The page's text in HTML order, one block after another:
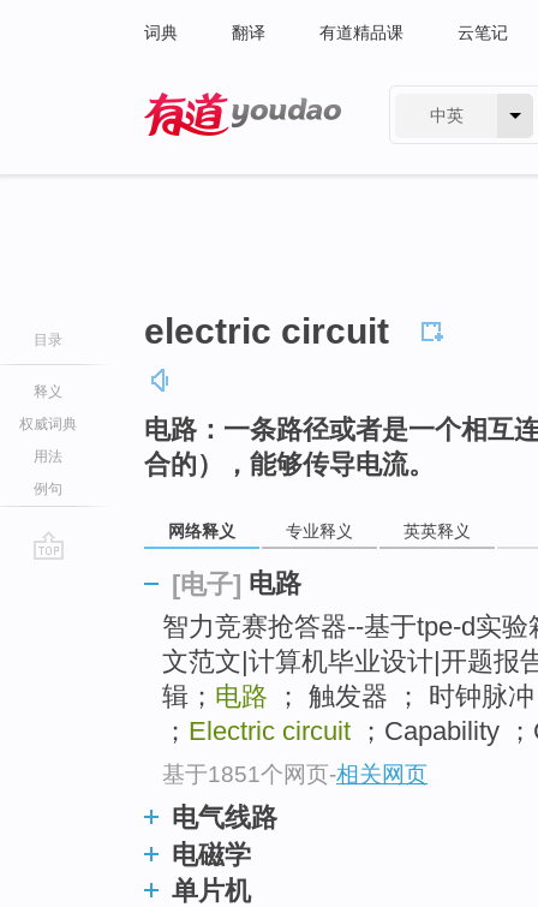
词典 翻译 有道精品课 云笔记
中英
目录
释义
权威词典
用法
例句
electric circuit
电路：一条路径或者是一个相互
合的），能够传导电流。
网络释义 专业释义 英英释义
[电子] 电路
智力竞赛抢答器--基于tpe-d实
文范文|计算机毕业设计|开题报
辑； 电路 ； 触发器 ； 时钟脉
； Electric circuit ；Capability
基于1851个网页-相关网页
电气线路
电磁学
单片机